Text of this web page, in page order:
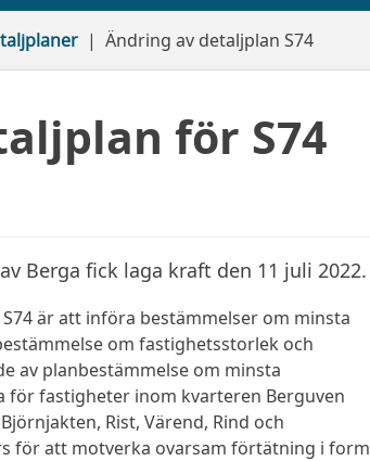
Ändring av detaljplan S74
för S74
Berga fick laga kraft den 11 juli 2022.
är att införa bestämmelser om minsta
om fastighetsstorlek och
av planbestämmelse om minsta
fastigheter inom kvarteren Berguven
Rist, Värend, Rind och
för att motverka ovarsam förtätning i form